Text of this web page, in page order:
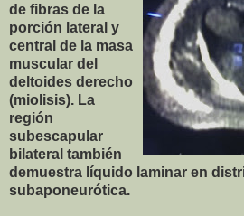
de fibras de la
porción lateral y
central de la masa
muscular del
deltoides derecho
(miolisis). La
región
subescapular
bilateral también
demuestra líquido laminar en
subaponeurótica.